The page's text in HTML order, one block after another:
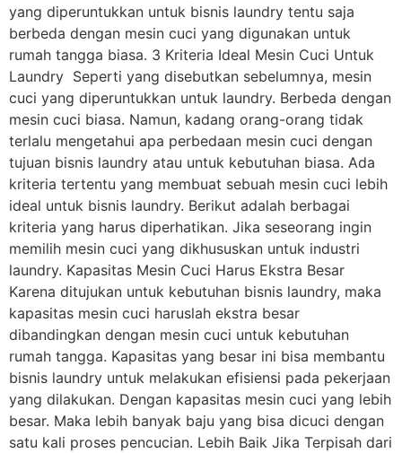
yang diperuntukkan untuk bisnis laundry tentu saja
berbeda dengan mesin cuci yang digunakan untuk
rumah tangga biasa. 3 Kriteria Ideal Mesin Cuci Untuk
Laundry Seperti yang disebutkan sebelumnya, mesin
cuci yang diperuntukkan untuk laundry. Berbeda dengan
mesin cuci biasa. Namun, kadang orang-orang tidak
terlalu mengetahui apa perbedaan mesin cuci dengan
tujuan bisnis laundry atau untuk kebutuhan biasa. Ada
kriteria tertentu yang membuat sebuah mesin cuci lebih
ideal untuk bisnis laundry. Berikut adalah berbagai
kriteria yang harus diperhatikan. Jika seseorang ingin
memilih mesin cuci yang dikhususkan untuk industri
laundry. Kapasitas Mesin Cuci Harus Ekstra Besar
Karena ditujukan untuk kebutuhan bisnis laundry, maka
kapasitas mesin cuci haruslah ekstra besar
dibandingkan dengan mesin cuci untuk kebutuhan
rumah tangga. Kapasitas yang besar ini bisa membantu
bisnis laundry untuk melakukan efisiensi pada pekerjaan
yang dilakukan. Dengan kapasitas mesin cuci yang lebih
besar. Maka lebih banyak baju yang bisa dicuci dengan
satu kali proses pencucian. Lebih Baik Jika Terpisah dari